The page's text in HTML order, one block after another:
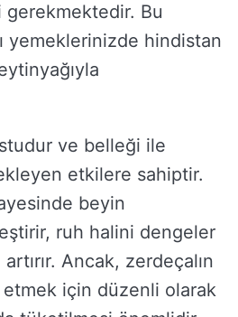
Bu
yemeklerinizde hindistan
ve belleği ile
etkilere sahiptir.
beyin
ruh halini dengeler
Ancak, zerdeçalın
için düzenli olarak